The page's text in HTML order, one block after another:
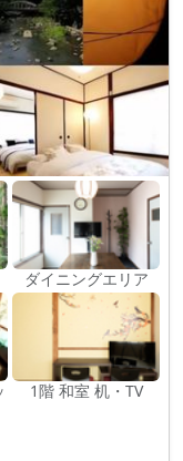
ダイニングエリア
1階 和室 机・TV